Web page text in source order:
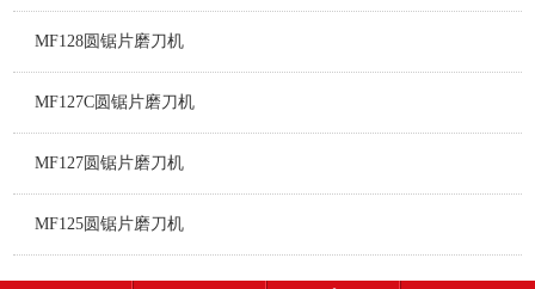
MF128圆锯片磨刀机
MF127C圆锯片磨刀机
MF127圆锯片磨刀机
MF125圆锯片磨刀机